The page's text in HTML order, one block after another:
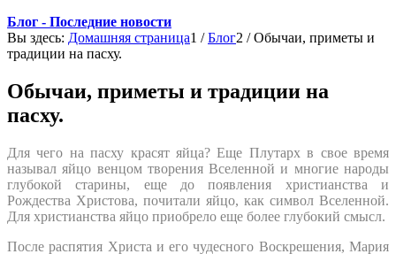
Блог - Последние новости
Вы здесь: Домашняя страница1 / Блог2 / Обычаи, приметы и
традиции на пасху.
Обычаи, приметы и традиции на
пасху.
Для чего на пасху красят яйца? Еще Плутарх в свое время
называл яйцо венцом творения Вселенной и многие народы
глубокой старины, еще до появления христианства и
Рождества Христова, почитали яйцо, как символ Вселенной.
Для христианства яйцо приобрело еще более глубокий смысл.
После распятия Христа и его чудесного Воскрешения, Мария